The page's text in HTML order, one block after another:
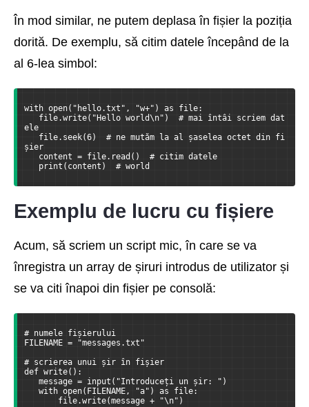
În mod similar, ne putem deplasa în fișier la poziția
dorită. De exemplu, să citim datele începând de la
al 6-lea simbol:
with open("hello.txt", "w+") as file:
file.write("Hello world\n")  # mai întâi scriem dat
ele
file.seek(6)  # ne mutăm la al șaselea octet din fi
șier
content = file.read()  # citim datele
print(content)  # world
Exemplu de lucru cu fișiere
Acum, să scriem un script mic, în care se va
înregistra un array de șiruri introdus de utilizator și
se va citi înapoi din fișier pe consolă:
# numele fișierului
FILENAME = "messages.txt"
# scrierea unui șir în fișier
def write():
message = input("Introduceți un șir: ")
with open(FILENAME, "a") as file:
file.write(message + "\n")